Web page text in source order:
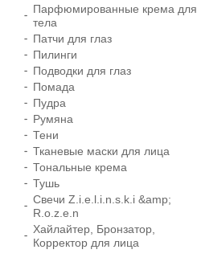
Парфюмированные крема для
тела
Патчи для глаз
Пилинги
Подводки для глаз
Помада
Пудра
Румяна
Тени
Тканевые маски для лица
Тональные крема
Тушь
Свечи Z.i.e.l.i.n.s.k.i &amp;
R.o.z.e.n
Хайлайтер, Бронзатор,
Корректор для лица